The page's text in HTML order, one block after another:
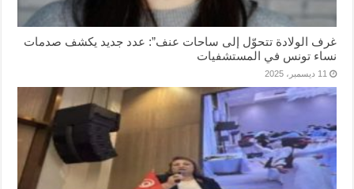
غرف الولادة تتحوّل إلى ساحات عنف”: عدد جديد يكشف صدمات
نساء تونس في المستشفيات
11 ديسمبر، 2025